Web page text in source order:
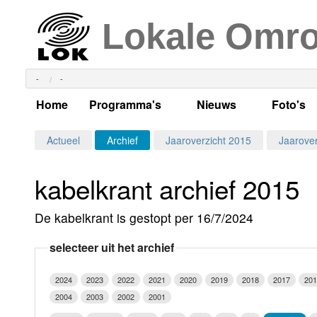
Lokale
- -
Home Programma's
Alle dagen
Per dag
Maandag
Luister LOK Live
Nieuws
Actueel Lokaal
Kabelkrant
Foto's
Actueel Archief Jaaroverzicht 2015
kabelkrant archief 2015
De kabelkrant is gestopt per 16/7/2024
selecteer uit het archief
2024 2023 2022 2021 2020 2019 2018 2017
2004
2003 2002
2001